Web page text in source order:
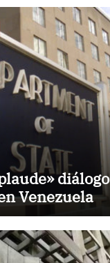
Venezuela